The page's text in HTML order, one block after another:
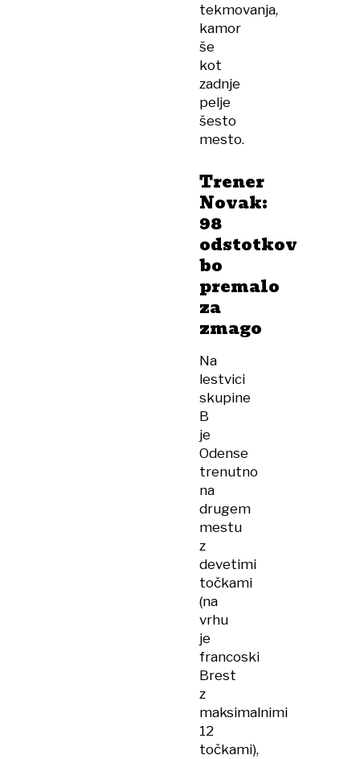
tekmovanja,
kamor
še
kot
zadnje
pelje
šesto
mesto.
Trener
Novak:
98
odstotkov
bo
premalo
za
zmago
Na
lestvici
skupine
B
je
Odense
trenutno
na
drugem
mestu
z
devetimi
točkami
(na
vrhu
je
francoski
Brest
z
maksimalnimi
12
točkami),